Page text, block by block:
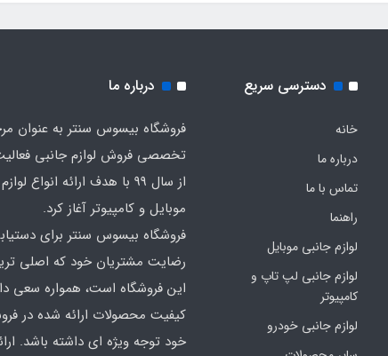
دسترسی سریع
خانه
درباره ما
تماس با ما
راهنما
لوازم جانبی موبایل
لوازم جانبی لپ تاپ و
کامپیوتر
لوازم جانبی خودرو
درباره ما
فروشگاه بیسوس سنتر به عنوان
تخصصی فروش لوازم جانبی
از سال 99 با هدف ارائه انواع
موبایل و کامپیوتر آغاز کرد.
فروشگاه بیسوس سنتر برای
رضایت مشتریان خود که اصلی‌
این فروشگاه است، همواره سعی
کیفیت محصولات ارائه شده در
خود توجه ویژه ای داشته باشد.